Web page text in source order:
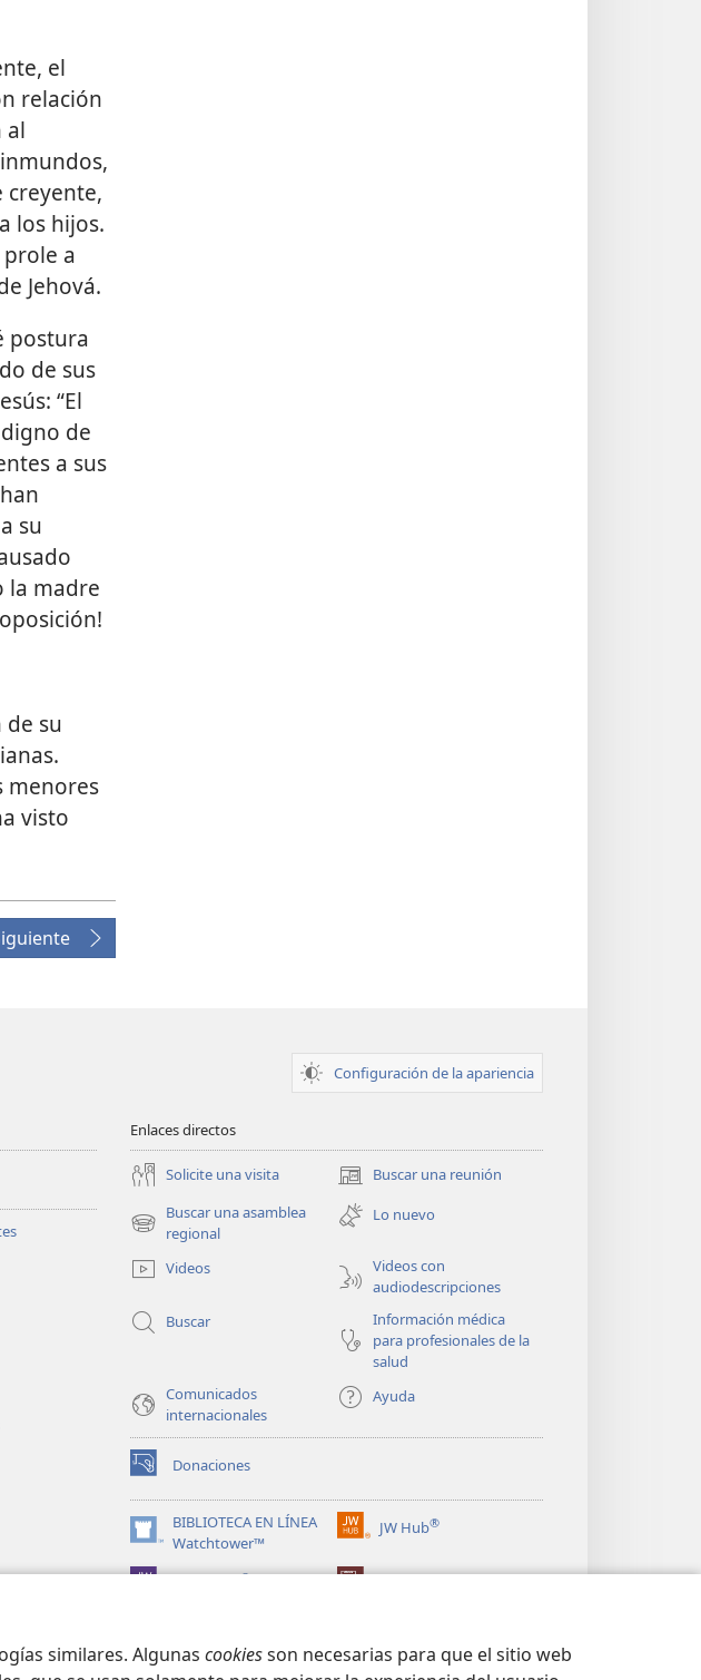
similares. Algunas cookiesson necesarias para que el sitio web
el
relación
al
creyente,
los hijos.
a
Jehová.
postura
de sus
“El
de
a sus
su
la madre
su
menores
visto
Configuración de la apariencia
Enlaces directos
Solicite una visita Buscar una reunión
(abre
una
nueva
Buscar una asamblea
regional
(abre
nueva
Lo nuevo
Videos
Videos con
audiodescripciones
Buscar
Información médica
para profesionales de la
salud
Comunicados
internacionales
Ayuda
Donaciones
(abre
una
nueva
ventana)
BIBLIOTECA EN LÍNEA
Watchtower™
(abre
una
JW Hub®
(abre
nueva
®